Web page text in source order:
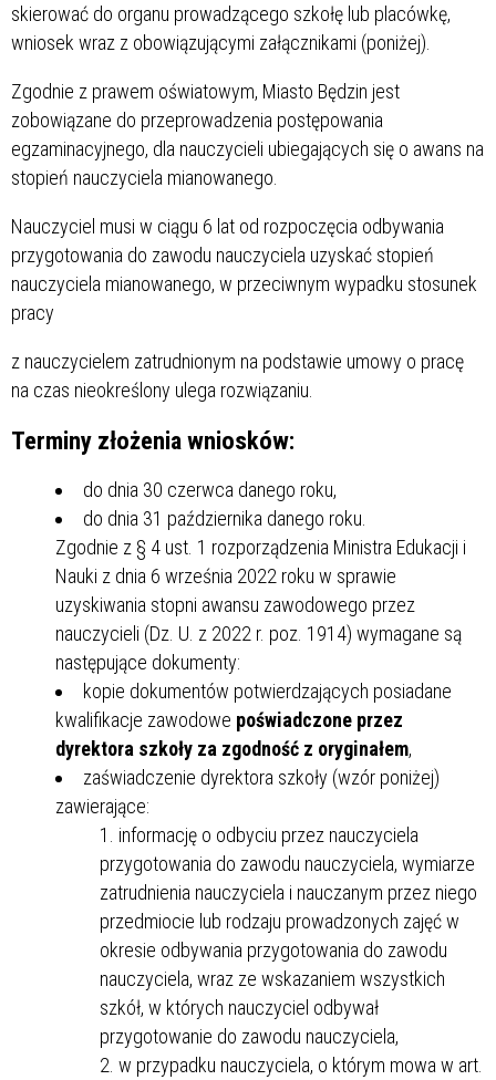
skierować do organu prowadzącego szkołę lub placówkę,
wniosek wraz z obowiązującymi załącznikami (poniżej).
Zgodnie z prawem oświatowym, Miasto Będzin jest
zobowiązane do przeprowadzenia postępowania
egzaminacyjnego, dla nauczycieli ubiegających się o awans na
stopień nauczyciela mianowanego.
Nauczyciel musi w ciągu 6 lat od rozpoczęcia odbywania
przygotowania do zawodu nauczyciela uzyskać stopień
nauczyciela mianowanego, w przeciwnym wypadku stosunek
pracy
z nauczycielem zatrudnionym na podstawie umowy o pracę
na czas nieokreślony ulega rozwiązaniu.
Terminy złożenia wniosków:
do dnia 30 czerwca danego roku,
do dnia 31 października danego roku.
Zgodnie z § 4 ust. 1 rozporządzenia Ministra Edukacji i
Nauki z dnia 6 września 2022 roku w sprawie
uzyskiwania stopni awansu zawodowego przez
nauczycieli (Dz. U. z 2022 r. poz. 1914) wymagane są
następujące dokumenty:
kopie dokumentów potwierdzających posiadane
kwalifikacje zawodowe poświadczone przez
dyrektora szkoły za zgodność z oryginałem,
zaświadczenie dyrektora szkoły (wzór poniżej)
zawierające:
informację o odbyciu przez nauczyciela
przygotowania do zawodu nauczyciela, wymiarze
zatrudnienia nauczyciela i nauczanym przez niego
przedmiocie lub rodzaju prowadzonych zajęć w
okresie odbywania przygotowania do zawodu
nauczyciela, wraz ze wskazaniem wszystkich
szkół, w których nauczyciel odbywał
przygotowanie do zawodu nauczyciela,
w przypadku nauczyciela, o którym mowa w art.